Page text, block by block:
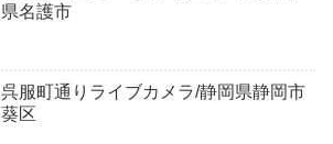
県名護市
呉服町通りライブカメラ/静岡県静岡市
葵区